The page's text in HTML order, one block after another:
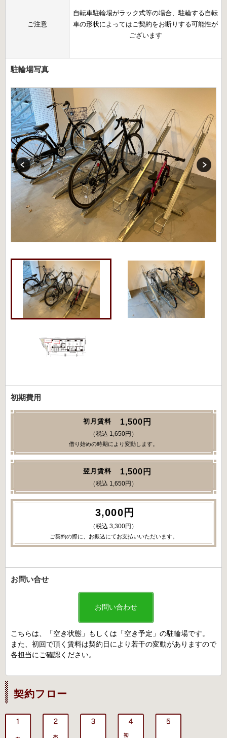
ご注意
自転車駐輪場がラック式等の場合、駐輪する自転
車の形状によってはご契約をお断りする可能性が
ございます
駐輪場写真
初期費用
初月賃料 1,500円
（税込 1,650円）
借り始めの時期により変動します。
翌月賃料 1,500円
（税込 1,650円）
3,000円
（税込 3,300円）
ご契約の際に、お振込にてお支払いいただいます。
お問い合せ
お問い合わせ
こちらは、「空き状態」もしくは「空き予定」の駐輪場です。
また、初回で頂く賃料は契約日により若干の変動がありますので
各担当にご確認ください。
契約フロー